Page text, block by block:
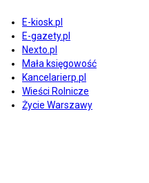
E-kiosk.pl
E-gazety.pl
Nexto.pl
Mała księgowość
Kancelarierp.pl
Wieści Rolnicze
Życie Warszawy